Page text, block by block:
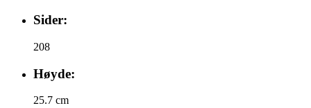
Sider:
208
Høyde:
25.7 cm